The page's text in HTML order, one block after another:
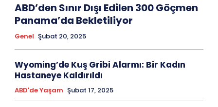
ABD’den Sınır Dışı Edilen 300 Göçmen
Panama’da Bekletiliyor
Genel Şubat 20, 2025
Wyoming’de Kuş Gribi Alarmı: Bir Kadın
Hastaneye Kaldırıldı
ABD'de Yaşam Şubat 17, 2025